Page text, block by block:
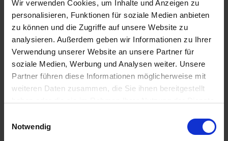
Wir verwenden Cookies, um Inhalte und Anzeigen zu
personalisieren, Funktionen für soziale Medien anbieten
zu können und die Zugriffe auf unsere Website zu
analysieren. Außerdem geben wir Informationen zu Ihrer
Verwendung unserer Website an unsere Partner für
soziale Medien, Werbung und Analysen weiter. Unsere
Partner führen diese Informationen möglicherweise mit
weiteren Daten zusammen, die Sie ihnen bereitgestellt
nicht unbedingt erforderlich sind, benötigen wir Ihre
Notwendig
Informationen zum Download
Urlaubsliste der Arztpraxen
Informationen zum Download
Arbeitsgruppen
Fortbildungen / Kieler Kalender
Kieler Qualitätszirkel
Stellenbörse
Gesundheitsthemen
Vorsorge
Patientenverfügung
Glossar - Fachbegriffe
Kontakt